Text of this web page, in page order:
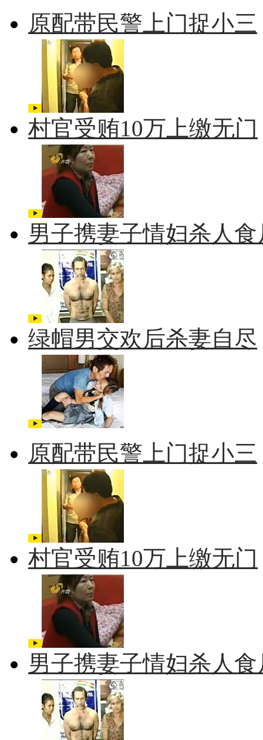
原配带民警上门捉小三
村官受贿10万上缴无门
男子携妻子情妇杀人食
绿帽男交欢后杀妻自尽
原配带民警上门捉小三
村官受贿10万上缴无门
男子携妻子情妇杀人食